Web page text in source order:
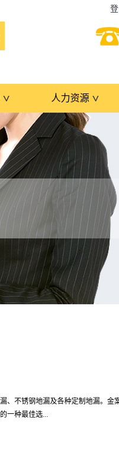
人力资源
、不锈钢地漏及各种定制地漏。金
一种最佳选...
同时达到流量大、不堵塞的国家专利